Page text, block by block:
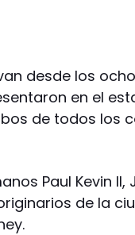
desde los
en el
de todos los
Paul Kevin
de la